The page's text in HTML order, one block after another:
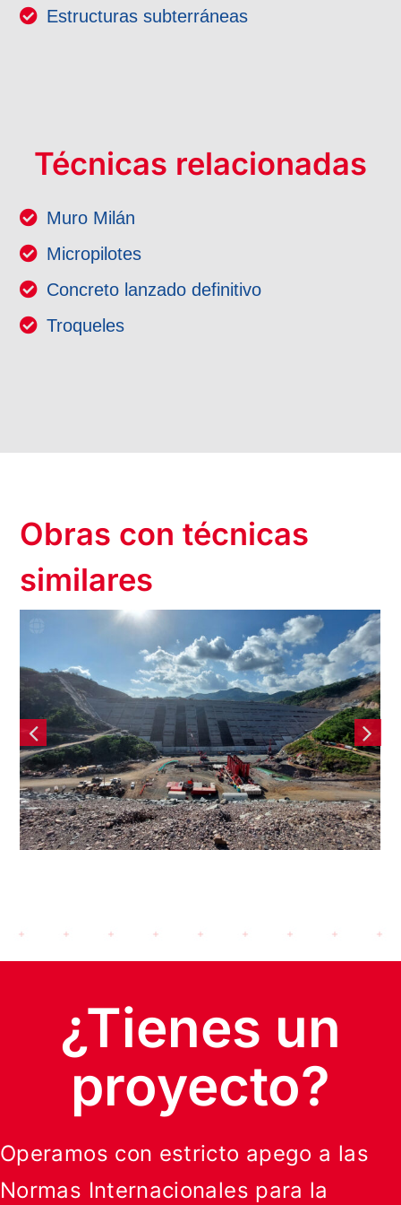
Estructuras subterráneas
Técnicas relacionadas
Muro Milán
Micropilotes
Concreto lanzado definitivo
Troqueles
Obras con técnicas
similares
Presa Santa María
¿Tienes un
proyecto?
Operamos con estricto apego a las
Normas Internacionales para la